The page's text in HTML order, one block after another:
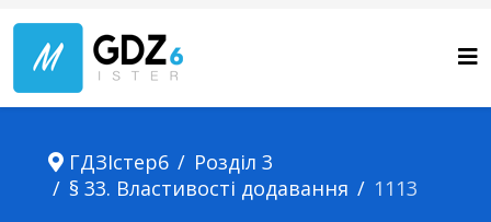
ГДЗІстер6
Розділ 3
§ 33. Властивості додавання
1113